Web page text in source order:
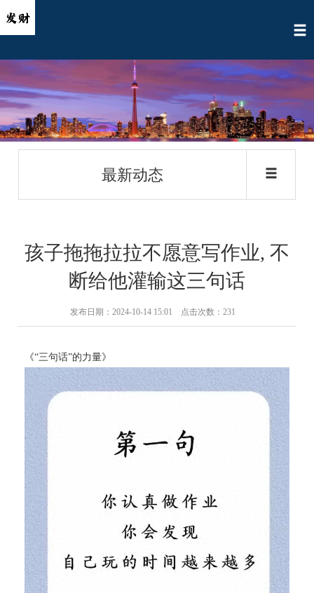
最新动态
孩子拖拖拉拉不愿意写作业, 不
断给他灌输这三句话
发布日期：2024-10-14 15:01 点击次数：231
《“三句话”的力量》